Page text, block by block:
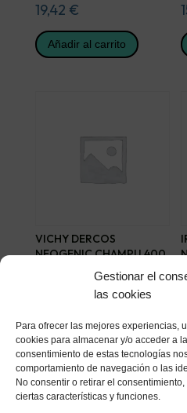
Gestionar el
las cookies
Para ofrecer las mejores experiencias,
cookies para almacenar y/o acceder a
consentimiento de estas tecnologías
comportamiento de navegación o las
No consentir o retirar el
ciertas características y funciones.
19,42 €
Añadir al carrito
VICHY DERCOS
NEOGENIC CHAMPU 400
Añadir al carrito